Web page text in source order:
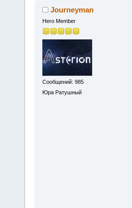
Journeyman
Hero Member
Сообщений: 985
Юра Ратушный